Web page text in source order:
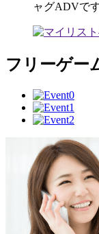
ャグADVで
フリーゲー